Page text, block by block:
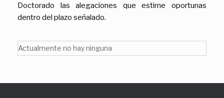
Doctorado las alegaciones que estime oportunas
dentro del plazo señalado.
Actualmente no hay ninguna